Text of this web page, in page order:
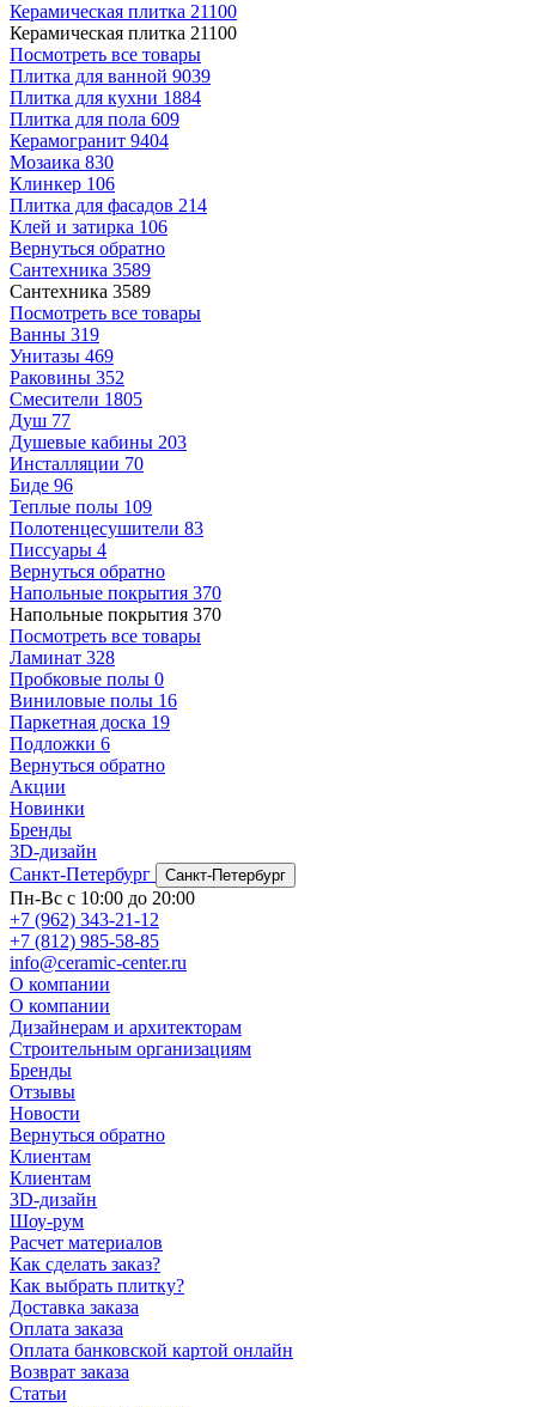
Керамическая плитка 21100
Керамическая плитка 21100
Посмотреть все товары
Плитка для ванной 9039
Плитка для кухни 1884
Плитка для пола 609
Керамогранит 9404
Мозаика 830
Клинкер 106
Плитка для фасадов 214
Клей и затирка 106
Вернуться обратно
Сантехника 3589
Сантехника 3589
Посмотреть все товары
Ванны 319
Унитазы 469
Раковины 352
Смесители 1805
Душ 77
Душевые кабины 203
Инсталляции 70
Биде 96
Теплые полы 109
Полотенцесушители 83
Писсуары 4
Вернуться обратно
Напольные покрытия 370
Напольные покрытия 370
Посмотреть все товары
Ламинат 328
Пробковые полы 0
Виниловые полы 16
Паркетная доска 19
Подложки 6
Вернуться обратно
Акции
Новинки
Бренды
3D-дизайн
Санкт-Петербург
Санкт-Петербург
Пн-Вс с 10:00 до 20:00
+7 (962) 343-21-12
+7 (812) 985-58-85
info@ceramic-center.ru
О компании
О компании
Дизайнерам и архитекторам
Строительным организациям
Бренды
Отзывы
Новости
Вернуться обратно
Клиентам
Клиентам
3D-дизайн
Шоу-рум
Расчет материалов
Как сделать заказ?
Как выбрать плитку?
Доставка заказа
Оплата заказа
Оплата банковской картой онлайн
Возврат заказа
Статьи